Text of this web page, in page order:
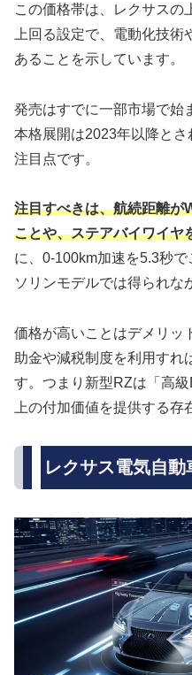
この価格帯は、レクサスの
上回る設定で、電動化技
あることを示しています。
発売はすでに一部市場で始
本格展開は2023年以降と
注目点です。
注目すべきは、航続距離が
ことや、ステアバイワイヤ
に、0-100km加速を5.3秒
ソリンモデルでは得られな
価格が高いことはデメリッ
助金や減税制度を利用すれ
す。つまり新型RZは「高
上の付加価値を提供する存
レクサス電気自